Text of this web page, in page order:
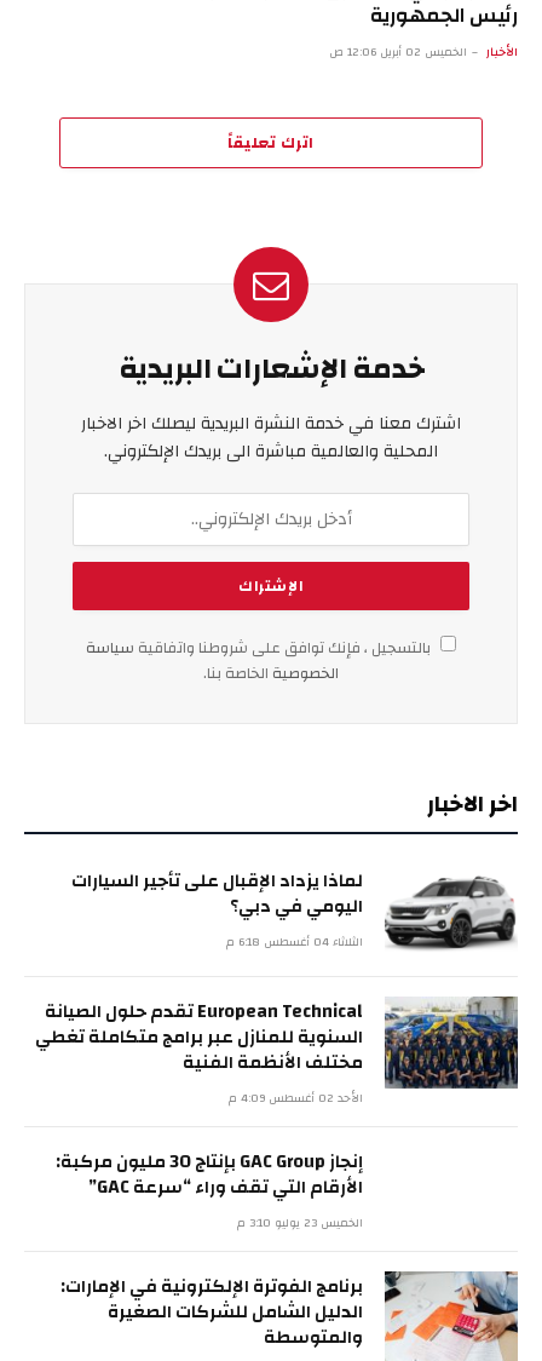
رئيس الجمهورية
الأخبار الخميس 02 أبريل 12:06 ص
اترك تعليقاً
خدمة الإشعارات البريدية
اشترك معنا في خدمة النشرة البريدية ليصلك اخر الاخبار
المحلية والعالمية مباشرة الى بريدك الإلكتروني.
بالتسجيل ، فإنك توافق على شروطنا واتفاقية سياسة
الخصوصية الخاصة بنا.
اخر الاخبار
لماذا يزداد الإقبال على تأجير السيارات
اليومي في دبي؟
الثلاثاء 04 أغسطس 6:18 م
European Technical تقدم حلول الصيانة
السنوية للمنازل عبر برامج متكاملة تغطي
مختلف الأنظمة الفنية
الأحد 02 أغسطس 4:09 م
إنجاز GAC Group بإنتاج 30 مليون مركبة:
الأرقام التي تقف وراء “سرعة GAC”
الخميس 23 يوليو 3:10 م
برنامج الفوترة الإلكترونية في الإمارات:
الدليل الشامل للشركات الصغيرة
والمتوسطة